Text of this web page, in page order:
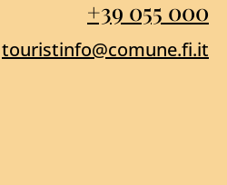
+39 055 000
touristinfo@comune.fi.it